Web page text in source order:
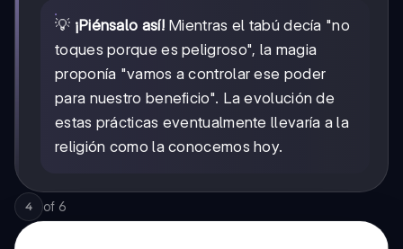
💡 ¡Piénsalo así!Mientras el tabú decía "no
toques porque es peligroso", la magia
proponía "vamos a controlar ese poder
para nuestro beneficio". La evolución de
estas prácticas eventualmente llevaría a la
religión como la conocemos hoy.
4 of 6